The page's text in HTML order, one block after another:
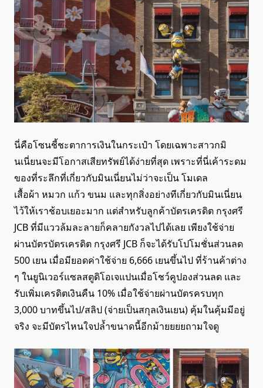
นี่คือโซนชี้ชะตาการเงินในกระเป๋า โดยเฉพาะสาวกมิ
นเนี่ยนจะมีโอกาสเสียทรัพย์ได้ง่ายที่สุด เพราะที่นี่เค้าระดม
ของที่ระลึกที่เกี่ยวกับมินเนี่ยนไม่ว่าจะเป็น โมเดล
เสื้อผ้า หมวก แก้ว ขนม และทุกสิ่งอย่างทีเกี่ยวกับมินเนี่ยน
ไว้ให้เราช้อบเยอะมาก แต่สำหรับลูกค้าบัตรเครดิต กรุงศรี
JCB ที่มีแววล้มละลายก็คลายกังวลไปได้เลย เพียงใช้จ่าย
ผ่านบัตรบัตรเครดิต กรุงศรี JCB ก็จะได้รับโปโมชั่นส่วนลด
500 เยน เมื่อมียอดค่าใช้จ่าย 6,666 เยนขึ้นไป ที่ร้านค้าต่าง
ๆ ในยูนิเวอร์แซลสตูดิโอเจแปนเมื่อโชว์คูปองส่วนลด และ
รับเพิ่มเครดิตเงินคืน 10% เมื่อใช้จ่ายผ่านบัตรครบทุก
3,000 บาทขึ้นไป/สลิป (จ่ายเป็นสกุลเงินเยน) คุ้มในคุ้มมีอยู่
จริง จะมีบัตรไหนใจปล้ำขนาดนี้อีกม้ายยยยถามใจดู